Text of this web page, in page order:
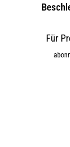
Für